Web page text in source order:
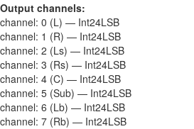
Output channels:
channel: 0 (L) — Int24LSB
channel: 1 (R) — Int24LSB
channel: 2 (Ls) — Int24LSB
channel: 3 (Rs) — Int24LSB
channel: 4 (C) — Int24LSB
channel: 5 (Sub) — Int24LSB
channel: 6 (Lb) — Int24LSB
channel: 7 (Rb) — Int24LSB